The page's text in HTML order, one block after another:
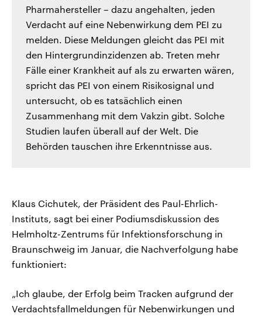
Pharmahersteller – dazu angehalten, jeden
Verdacht auf eine Nebenwirkung dem PEI zu
melden. Diese Meldungen gleicht das PEI mit
den Hintergrundinzidenzen ab. Treten mehr
Fälle einer Krankheit auf als zu erwarten wären,
spricht das PEI von einem Risikosignal und
untersucht, ob es tatsächlich einen
Zusammenhang mit dem Vakzin gibt. Solche
Studien laufen überall auf der Welt. Die
Behörden tauschen ihre Erkenntnisse aus.
Klaus Cichutek, der Präsident des Paul-Ehrlich-
Instituts, sagt bei einer Podiumsdiskussion des
Helmholtz-Zentrums für Infektionsforschung in
Braunschweig im Januar, die Nachverfolgung habe
funktioniert:
„Ich glaube, der Erfolg beim Tracken aufgrund der
Verdachtsfallmeldungen für Nebenwirkungen und